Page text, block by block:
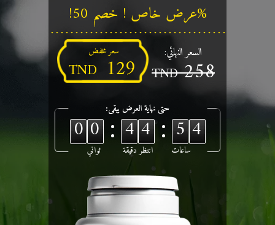
%عرض خاص ! خصم 50!
السعر النهائي:
258
TND
سعر مخفض
129
TND
حتى نهاية العرض يبقى:
00 44 53
ساعات انتظر دقيقة ثواني